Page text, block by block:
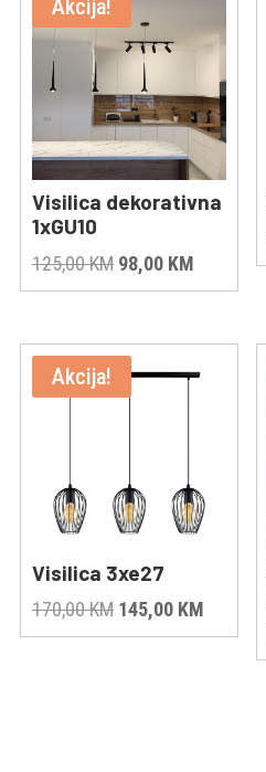
Akcija!
Visilica dekorativna
1xGU10
125,00KM Original
price
125,00 KM.
98,00 KMCurrent
price
98,00
Akcija!
Visilica 3xe27
170,00KM Original
price
145,00 KMCurrent
price